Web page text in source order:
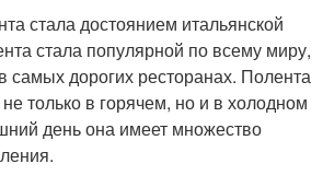
стала достоянием итальянской
стала популярной по всему миру,
самых дорогих ресторанах. Полента
только в горячем, но и в холодном
день она имеет множество